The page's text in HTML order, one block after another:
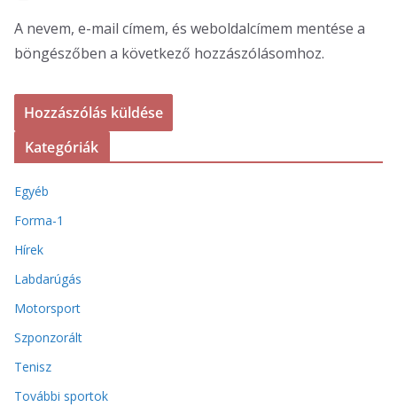
A nevem, e-mail címem, és weboldalcímem mentése a
böngészőben a következő hozzászólásomhoz.
Kategóriák
Egyéb
Forma-1
Hírek
Labdarúgás
Motorsport
Szponzorált
Tenisz
További sportok